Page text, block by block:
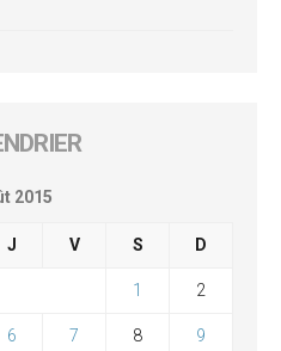
2015
J V S D
1 2
6 7 8 9